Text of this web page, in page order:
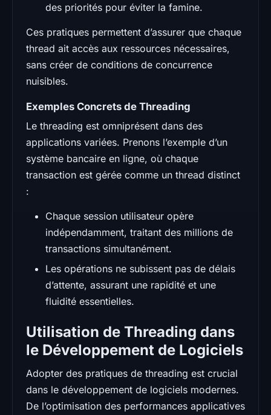
des priorités pour éviter la famine.
Ces pratiques permettent d’assurer que chaque
thread ait accès aux ressources nécessaires,
sans créer de conditions de concurrence
nuisibles.
Exemples Concrets de Threading
Le threading est omniprésent dans des
applications variées. Prenons l’exemple d’un
système bancaire en ligne, où chaque
transaction est gérée comme un thread distinct
:
Chaque session utilisateur opère
indépendamment, traitant des millions de
transactions simultanément.
Les opérations ne subissent pas de délais
d’attente, assurant une rapidité et une
fluidité essentielles.
Utilisation de Threading dans
le Développement de Logiciels
Adopter des pratiques de threading est crucial
dans le développement de logiciels modernes.
De l’optimisation des performances applicatives